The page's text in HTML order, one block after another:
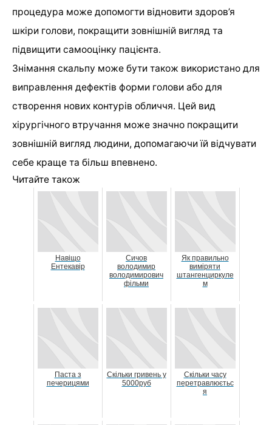
процедура може допомогти відновити здоров’я
шкіри голови, покращити зовнішній вигляд та
підвищити самооцінку пацієнта.
Знімання скальпу може бути також використано для
виправлення дефектів форми голови або для
створення нових контурів обличчя. Цей вид
хірургічного втручання може значно покращити
зовнішній вигляд людини, допомагаючи їй відчувати
себе краще та більш впевнено.
Читайте також
Навіщо
Ентекавір
Сичов
володимир
володимирович
фільми
Як правильно
виміряти
штангенциркуле
м
Паста з
печерицями
Скільки гривень у
5000руб
Скільки часу
перетравлюєтьс
я